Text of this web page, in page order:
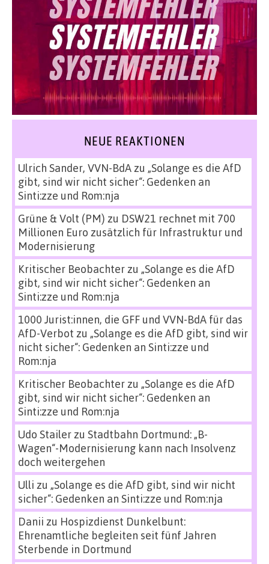
NEUE REAKTIONEN
Ulrich Sander, VVN-BdAzu „Solange es die AfD
gibt, sind wir nicht sicher“: Gedenken an
Sinti:zze und Rom:nja
Grüne & Volt (PM) zu DSW21 rechnet mit 700
Millionen Euro zusätzlich für Infrastruktur und
Modernisierung
Kritischer Beobachterzu „Solange es die AfD
gibt, sind wir nicht sicher“: Gedenken an
Sinti:zze und Rom:nja
1000 Jurist:innen, die GFF und VVN-BdA für das
AfD-Verbot zu „Solange es die AfD gibt, sind wir
nicht sicher“: Gedenken an Sinti:zze und
Rom:nja
Kritischer Beobachterzu „Solange es die AfD
gibt, sind wir nicht sicher“: Gedenken an
Sinti:zze und Rom:nja
Udo Stailerzu Stadtbahn Dortmund: „B-
Wagen“-Modernisierung kann nach Insolvenz
doch weitergehen
Ulli zu „Solange es die AfD gibt, sind wir nicht
sicher“: Gedenken an Sinti:zze und Rom:nja
Danii zu Hospizdienst Dunkelbunt:
Ehrenamtliche begleiten seit fünf Jahren
Sterbende in Dortmund